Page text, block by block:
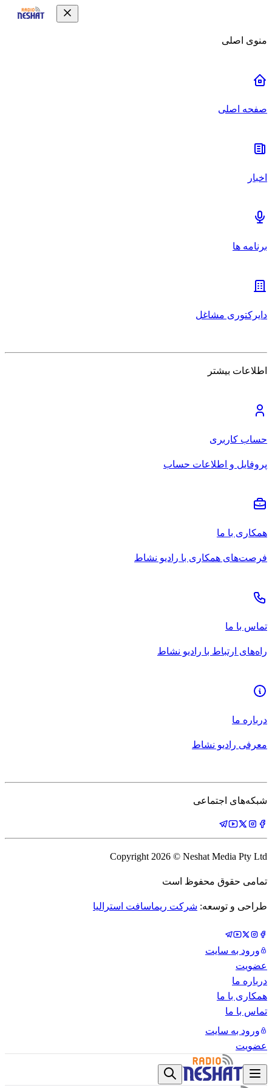
منوی اصلی
صفحه اصلی
اخبار
برنامه ها
دایرکتوری مشاغل
اطلاعات بیشتر
حساب کاربری
پروفایل و اطلاعات حساب
همکاری با ما
فرصت‌های همکاری با رادیو نشاط
تماس با ما
راه‌های ارتباط با رادیو نشاط
درباره ما
معرفی رادیو نشاط
شبکه‌های اجتماعی
Copyright 2026 © Neshat Media Pty Ltd
تمامی حقوق محفوظ است
طراحی و توسعه: شرکت ریماسافت استرالیا
ورود به سایت
عضویت
درباره ما
همکاری با ما
تماس با ما
ورود به سایت
عضویت